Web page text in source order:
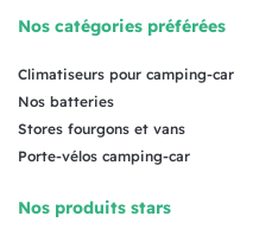
Nos catégories préférées
Climatiseurs pour camping-car
Nos batteries
Stores fourgons et vans
Porte-vélos camping-car
Nos produits stars